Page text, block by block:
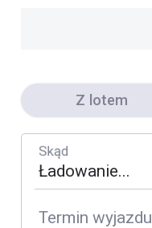
Z lotem
Skąd
Termin wyjazdu